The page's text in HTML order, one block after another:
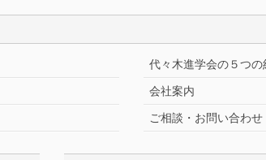
代々木進学会の５つの
会社案内
ご相談・お問い合わせ